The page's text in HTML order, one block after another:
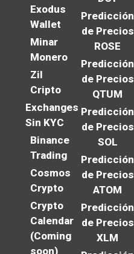
Exodus
Wallet
Minar
Monero
Zil
Cripto
Exchanges
Sin KYC
Binance
Trading
Cosmos
Crypto
Crypto
Calendar
(Coming
soon)
Predicción
de Precios
ROSE
Predicción
de Precios
QTUM
Predicción
de Precios
SOL
Predicción
de Precios
ATOM
Predicción
de Precios
XLM